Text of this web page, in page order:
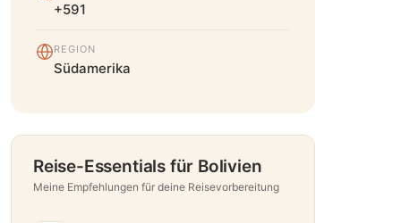
+591
REGION
Südamerika
Reise-Essentials für Bolivien
Meine Empfehlungen für deine Reisevorbereitung